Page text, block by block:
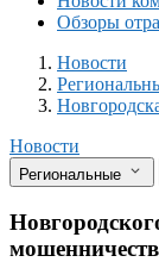
Обзоры
Новости
Разделы
Новости
Новости
Региональные